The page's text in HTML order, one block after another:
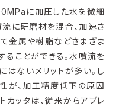
に加圧した水を微細
に研磨材を混合、加速さ
て金属や樹脂などさまざま
ことができる。水噴流を
ないメリットが多い。し
が、加工精度低下の原因
カッタは、従来からアブレ